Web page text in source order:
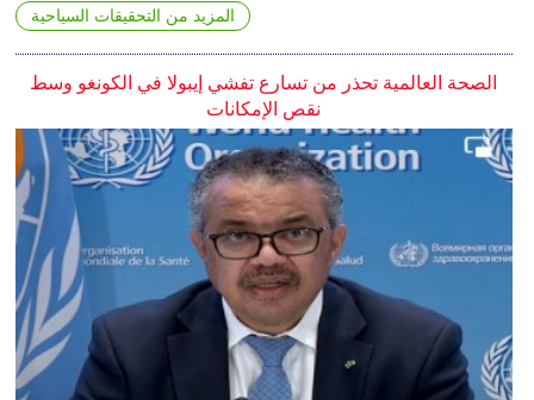
المزيد من التحقيقات السياحية
الصحة العالمية تحذر من تسارع تفشي إيبولا في الكونغو وسط
نقص الإمكانات